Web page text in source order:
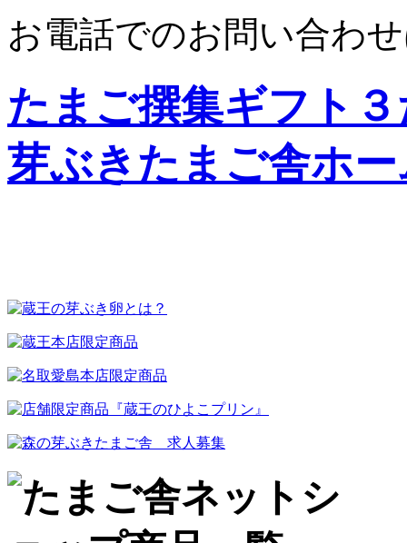
お電話でのお問い合わ
たまご撰集ギフト
芽ぶきたまご舎ホ